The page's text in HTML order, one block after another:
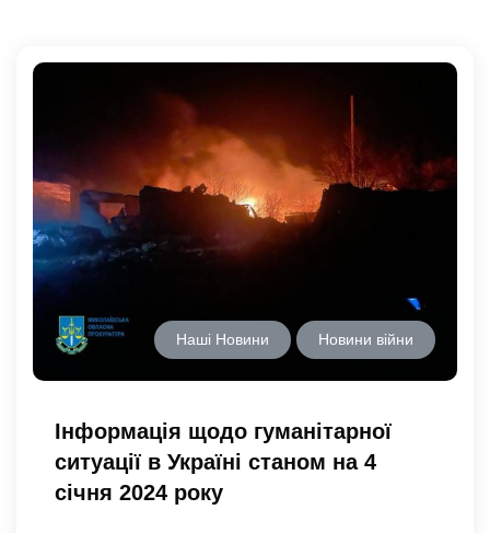
Наші Новини Новини війни
Інформація щодо гуманітарної
ситуації в Україні станом на 4
січня 2024 року